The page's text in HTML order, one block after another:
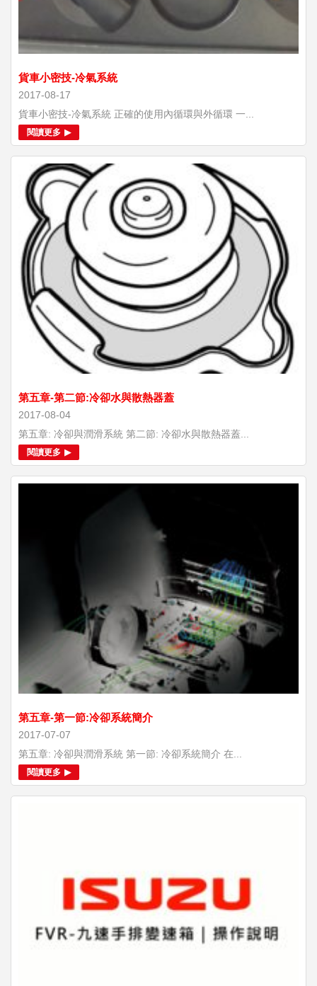
貨車小密技-冷氣系統
2017-08-17
貨車小密技-冷氣系統 正確的使用內循環與外循環 一...
閱讀更多
第五章-第二節:冷卻水與散熱器蓋
2017-08-04
第五章: 冷卻與潤滑系統 第二節: 冷卻水與散熱器蓋...
閱讀更多
第五章-第一節:冷卻系統簡介
2017-07-07
第五章: 冷卻與潤滑系統 第一節: 冷卻系統簡介 在...
閱讀更多